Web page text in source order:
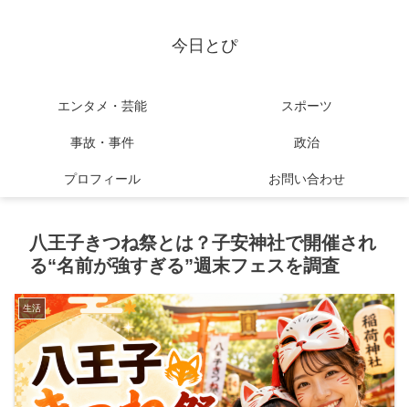
今日とぴ
エンタメ・芸能 スポーツ
事故・事件 政治
プロフィール お問い合わせ
八王子きつね祭とは？子安神社で開催され
る“名前が強すぎる”週末フェスを調査
生活